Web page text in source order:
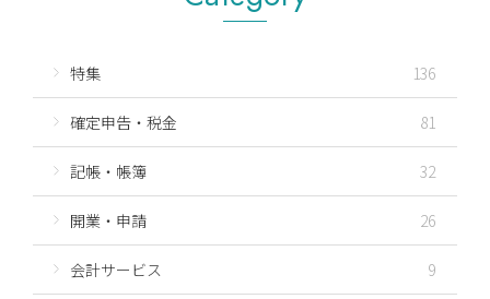
特集 136
確定申告・税金 81
記帳・帳簿 32
開業・申請 26
会計サービス 9